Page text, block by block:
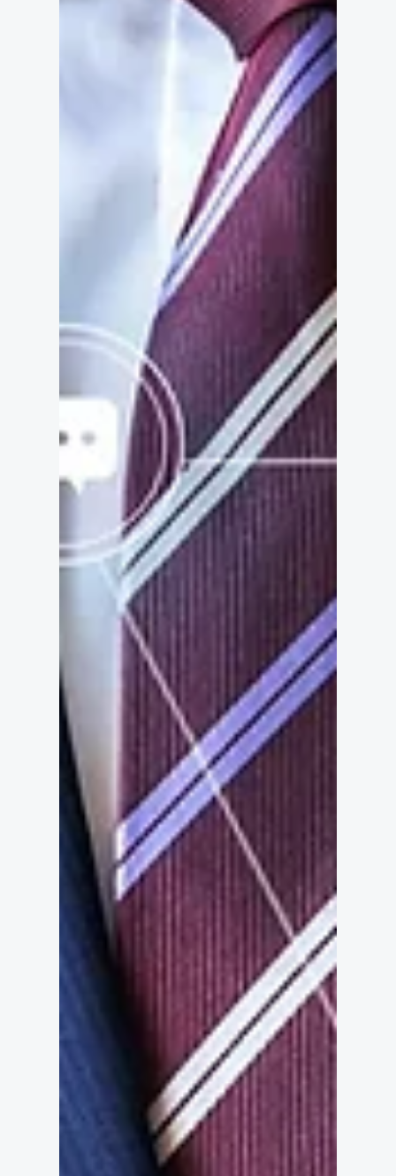
ば、新規のお客さんは増えない」そんな常識が当
たり前で した。 でも今は、 Google マップ・ホー
ムページ・SNS など、自社メディアを使った情報
発信 が主流になっています。 それでも…手間が
かかる 続けられない 業者に任せればかなりの費
用がかかる。 という声は多く、結果として従来の